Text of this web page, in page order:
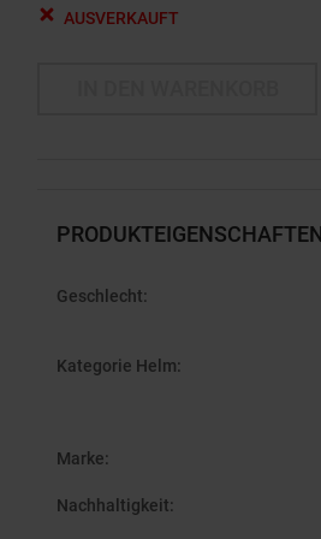
AUSVERKAUFT
Geschlecht:
Kategorie Helm:
Marke:
Nachhaltigkeit: